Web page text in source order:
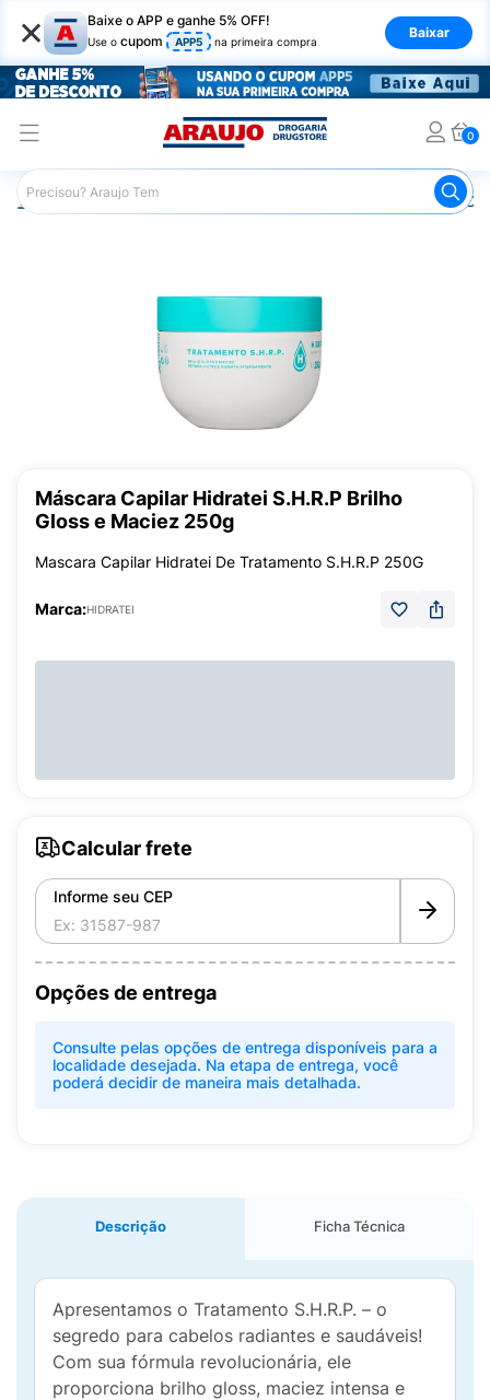
× Baixe o APP e ganhe 5% OFF!
Use o cupom APP5 na primeira compra
Baixar
0
Araujo Cabelo Máscara
Máscara Capilar Hidratei S.H.R.P Brilho
Gloss e Maciez 250g
Mascara Capilar Hidratei De Tratamento S.H.R.P 250G
Marca:HIDRATEI
Calcular frete
Informe seu CEP
Opções de entrega
Consulte pelas opções de entrega disponíveis para a
localidade desejada. Na etapa de entrega, você
poderá decidir de maneira mais detalhada.
Descrição Ficha Técnica
Apresentamos o Tratamento S.H.R.P. – o
segredo para cabelos radiantes e saudáveis!
Com sua fórmula revolucionária, ele
proporciona brilho gloss, maciez intensa e